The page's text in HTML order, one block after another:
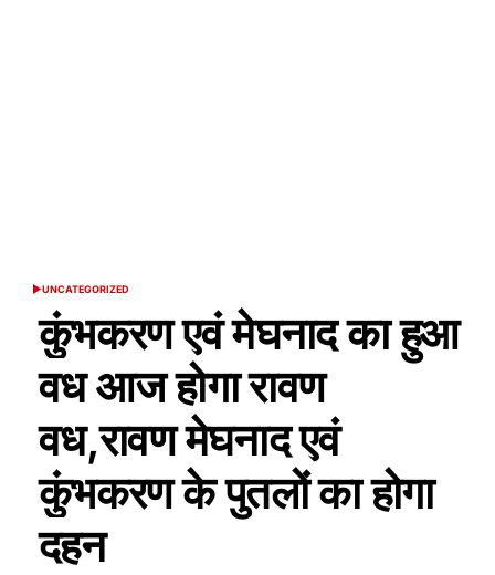
POSTED
UNCATEGORIZED
कुंभकरण एवं मेघनाद का हुआ
वध आज होगा रावण
वध,रावण मेघनाद एवं
कुंभकरण के पुतलों का होगा
दहन